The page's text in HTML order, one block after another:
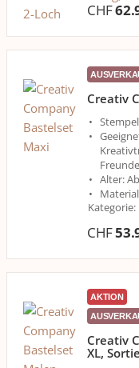
CHF
Creativ
Alter:
Kategorie:
CHF
AKTION
Creativ
XL,